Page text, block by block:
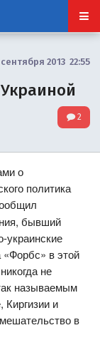
сентября 2013 22:55
2
о
политика
бывший
украинские
в этой
не
называемым
и
в